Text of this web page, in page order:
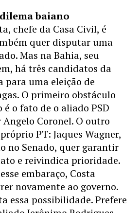
baiano
chefe da Casa Civil, é
quer disputar uma
Mas na Bahia, seu
há três candidatos da
para uma eleição de
O primeiro obstáculo
o fato de o aliado PSD
Angelo Coronel. O outro
PT: Jaques Wagner,
no Senado, quer garantir
e reivindica prioridade.
embaraço, Costa
novamente ao governo.
essa possibilidade. Prefere